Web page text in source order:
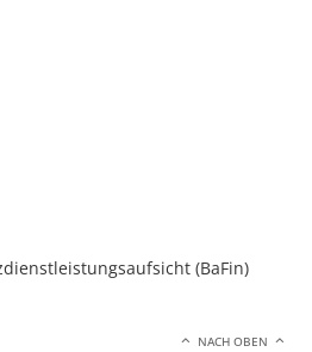
(BaFin)
NACH OBEN